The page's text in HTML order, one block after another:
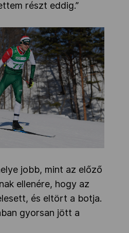
részt eddig.”
jobb, mint az előző
ellenére, hogy az
és eltört a botja.
gyorsan jött a